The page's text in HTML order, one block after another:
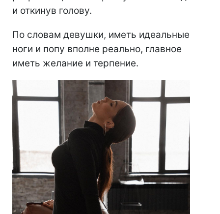
и откинув голову.
По словам девушки, иметь идеальные
ноги и попу вполне реально, главное
иметь желание и терпение.